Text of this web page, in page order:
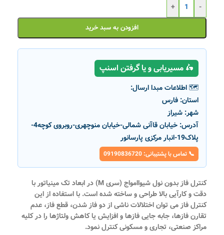
-
+
افزودن به سبد خرید
🛵 مسیریابی و یا گرفتن اسنپ
🗺️ اطلاعات مبدا ارسال:
استان: فارس
شهر: شیراز
آدرس:
خیابان قاآنی شمالی-خیابان منوچهری-روبروی کوچه4-
پلاک19-انبار مرکزی پارسانور
📞 تماس با پشتیبانی: 09190836720
کنترل فاز بدون نول شیواامواج (سری M)
در ابعاد تک مینیاتور با
دقت و کارآیی بالا طراحی و ساخته شده است. با استفاده از این
کنترل فاز می توان اختلالات ناشی از دو فاز شدن، قطع فاز، عدم
تقارن فازها، جابه جایی فازها و افزایش یا کاهش ولتاژها را در کلیه
مراکز صنعتی، تجاری و مسکونی کنترل نمود.